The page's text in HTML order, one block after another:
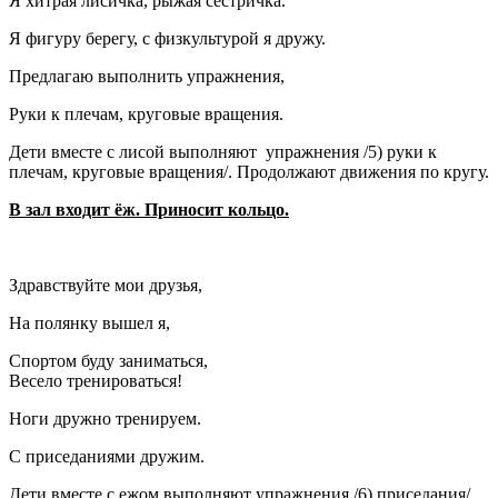
Я фигуру берегу, с физкультурой я дружу.
Предлагаю выполнить упражнения,
Руки к плечам, круговые вращения.
Дети вместе с лисой выполняют упражнения /5) руки к
плечам, круговые вращения/. Продолжают движения по кругу.
В зал входит ёж. Приносит кольцо.
Здравствуйте мои друзья,
На полянку вышел я,
Спортом буду заниматься,
Весело тренироваться!
Ноги дружно тренируем.
С приседаниями дружим.